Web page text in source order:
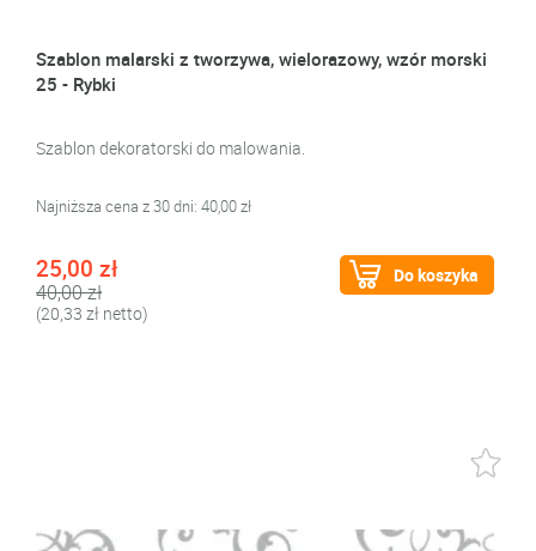
Szablon malarski z tworzywa, wielorazowy, wzór morski
25 - Rybki
Szablon dekoratorski do malowania.
Najniższa cena z 30 dni: 40,00 zł
25,00 zł
40,00 zł
(20,33 zł netto)
Do koszyka